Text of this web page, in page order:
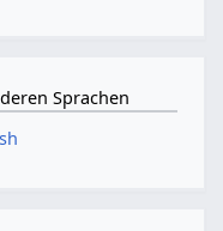
Sprachen